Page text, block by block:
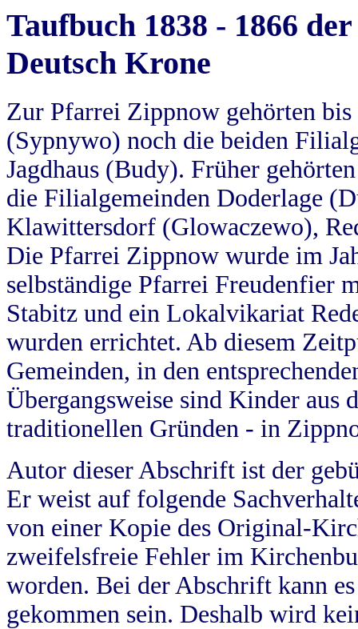
Taufbuch 1838 - 1866
Deutsch Krone
Zur Pfarrei Zippnow gehörten
(Sypnywo) noch die beiden
Jagdhaus (Budy). Früher
die Filialgemeinden Doderlage
Klawittersdorf (Glowaczewo),
Die Pfarrei Zippnow wurde im
selbständige Pfarrei Freudenfier
Stabitz und ein Lokalvikariat
wurden errichtet. Ab diesem
Gemeinden, in den
Übergangsweise sind Kinder aus
traditionellen Gründen - in
Autor dieser Abschrift ist der
Er weist auf folgende
von einer Kopie des Original-
zweifelsfreie Fehler im
worden. Bei der Abschrift kann
gekommen sein. Deshalb wird